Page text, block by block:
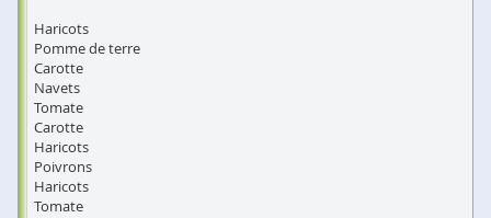
Haricots
Pomme de terre
Carotte
Navets
Tomate
Carotte
Haricots
Poivrons
Haricots
Tomate